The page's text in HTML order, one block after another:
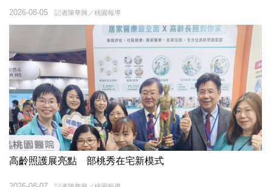
記者陳華興／桃園報導
2026-08-05
高齡照護展亮點 部桃秀在宅新模式